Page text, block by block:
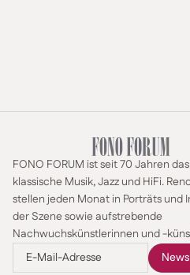
hier teilweise verschwinden
Instrument eingebaute Midi-
Instrument plötzlich wie ein
könnte damit auch den
Synthesizers erzeugen, wenn
passt“, erklärt Barradas. „Am
Akkordeon nur ein Werkzeug.
klingt, hängt weniger vom
FONO FORUM ist seit 70 Jahren
klassische Musik, Jazz und HiFi.
stellen jeden Monat in Porträts und
der Szene sowie aufstrebende
Nachwuchskünstlerinnen und -